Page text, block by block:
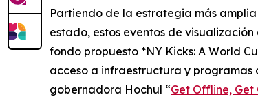
Partiendo de la estrategia más
estado, estos eventos de
fondo propuesto *NY Kicks: A World
acceso a infraestructura y programas
gobernadora Hochul “Get Offline, Get